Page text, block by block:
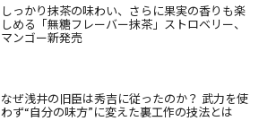
しっかり抹茶の味わい、さらに果実の香りも楽
しめる「無糖フレーバー抹茶」ストロベリー、
マンゴー新発売
なぜ浅井の旧臣は秀吉に従ったのか？ 武力を使
わず“自分の味方”に変えた裏工作の技法とは